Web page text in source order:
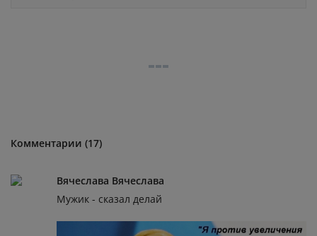
Комментарии (17)
Вячеслава Вячеслава
Мужик - сказал делай